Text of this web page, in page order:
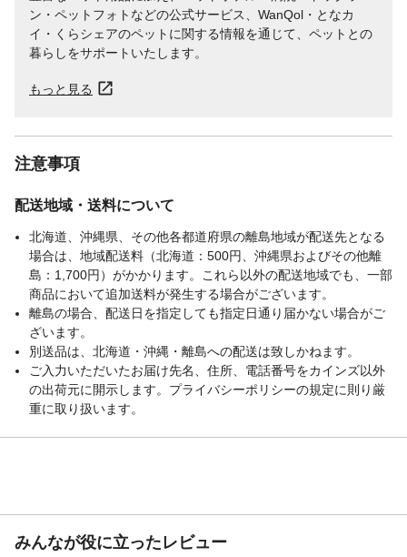
ン・ペットフォトなどの公式サービス、WanQol・となカ
イ・くらシェアのペットに関する情報を通じて、ペットとの
暮らしをサポートいたします。
もっと見る
注意事項
配送地域・送料について
北海道、沖縄県、その他各都道府県の離島地域が配送先となる
場合は、地域配送料（北海道：500円、沖縄県およびその他離
島：1,700円）がかかります。これら以外の配送地域でも、一部
商品において追加送料が発生する場合がございます。
離島の場合、配送日を指定しても指定日通り届かない場合がご
ざいます。
別送品は、北海道・沖縄・離島への配送は致しかねます。
ご入力いただいたお届け先名、住所、電話番号をカインズ以外
の出荷元に開示します。プライバシーポリシーの規定に則り厳
重に取り扱います。
みんなが役に立ったレビュー